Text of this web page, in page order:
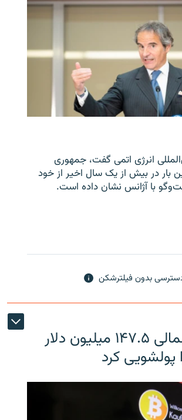
انرژی اتمی گفت، جمهوری
بار در بیش از یک سال اخیر از خود
با آژانس نشان داده است.
بدون فیلترشکن
رویترز: کره شمالی ۱۴۷.۵ میلیون دلار
پولشویی کرد